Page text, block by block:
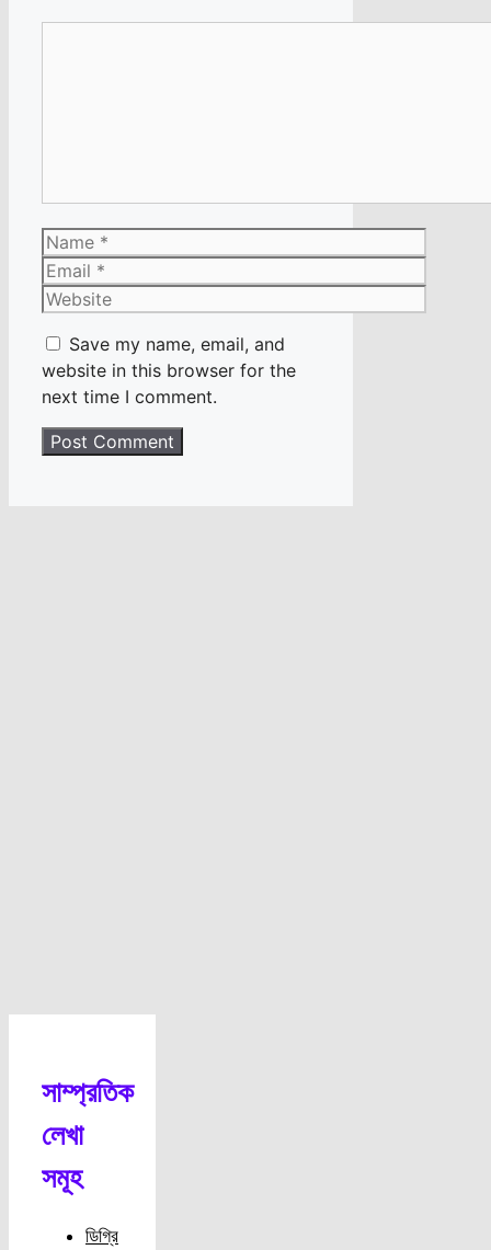
Name
Email
Website
Save my name, email, and
website in this browser for the
next time I comment.
সাম্প্রতিক
লেখা
সমূহ
ডিগ্রি